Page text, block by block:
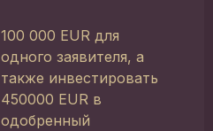
100 000 EUR для
одного заявителя, а
также инвестировать
450000 EUR в
одобренный